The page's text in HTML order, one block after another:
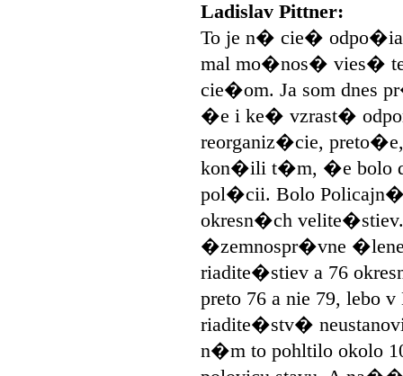
Ladislav Pittner:
To je n� cie�
mal mo�nos� vies�
cie�om. Ja som dnes
�e i ke� vzrast�
reorganiz�cie,
kon�ili t�m, �e bolo
pol�cii. Bolo
okresn�ch
�zemnospr�vne
riadite�stiev a 76
preto 76 a nie 79,
riadite�stv�
n�m to pohltilo okolo